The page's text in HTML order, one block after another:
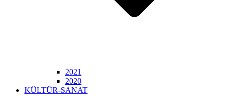
2021
2020
KÜLTÜR-SANAT